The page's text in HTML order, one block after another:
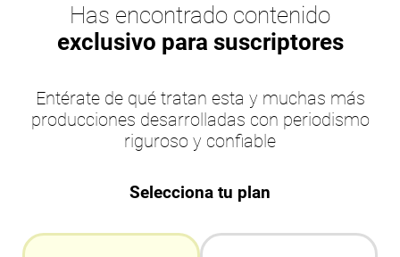
Has encontrado contenido
exclusivo para suscriptores
Entérate de qué tratan esta y muchas más
producciones desarrolladas con periodismo
riguroso y confiable
Selecciona tu plan